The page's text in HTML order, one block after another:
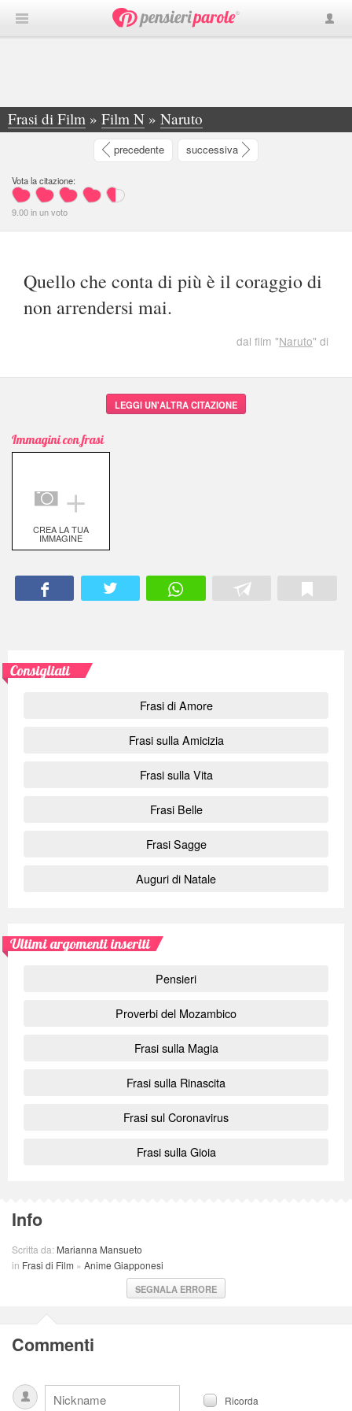
Frasi di Film » Film N » Naruto
»Quello che conta di più è il coraggio di non...
precedente successiva
Vota la citazione:
9.00inunvoto
Quello che conta di più è il coraggio di
non arrendersi mai.
dal film "Naruto" di
LEGGI UN'ALTRA CITAZIONE
Immagini con frasi
＋
CREA LA TUA
IMMAGINE
Consigliati
Frasi di Amore
Frasi sulla Amicizia
Frasi sulla Vita
Frasi Belle
Frasi Sagge
Auguri di Natale
Ultimi argomenti inseriti
Pensieri
Proverbi del Mozambico
Frasi sulla Magia
Frasi sulla Rinascita
Frasi sul Coronavirus
Frasi sulla Gioia
Info
Scritta da: Marianna Mansueto
in Frasi di Film » Anime Giapponesi
SEGNALA ERRORE
Commenti
Ricorda